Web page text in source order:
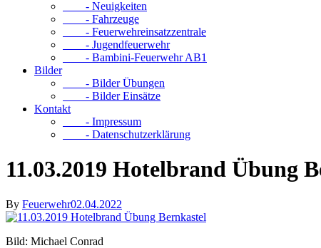
- Neuigkeiten
- Fahrzeuge
- Feuerwehreinsatzzentrale
- Jugendfeuerwehr
- Bambini-Feuerwehr AB1
Bilder
- Bilder Übungen
- Bilder Einsätze
Kontakt
- Impressum
- Datenschutzerklärung
11.03.2019 Hotelbrand Übung
By Feuerwehr02.04.2022
Bild: Michael Conrad